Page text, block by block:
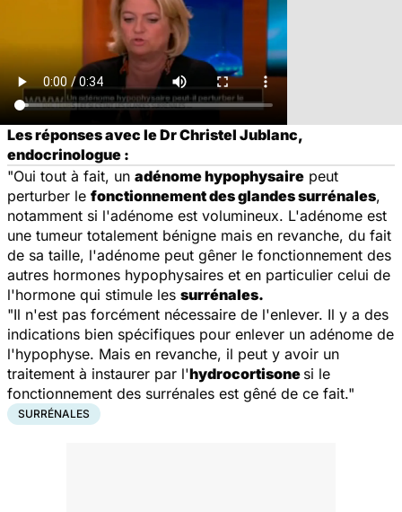
Les réponses avec le Dr Christel Jublanc,
endocrinologue :
"Oui tout à fait, un adénome hypophysaire peut
perturber le fonctionnement des glandes surrénales,
notamment si l'adénome est volumineux. L'adénome est
une tumeur totalement bénigne mais en revanche, du fait
de sa taille, l'adénome peut gêner le fonctionnement des
autres hormones hypophysaires et en particulier celui de
l'hormone qui stimule les surrénales.
"Il n'est pas forcément nécessaire de l'enlever. Il y a des
indications bien spécifiques pour enlever un adénome de
l'hypophyse. Mais en revanche, il peut y avoir un
traitement à instaurer par l'hydrocortisone si le
fonctionnement des surrénales est gêné de ce fait."
SURRÉNALES